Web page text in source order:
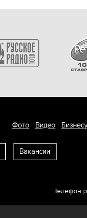
Фото Видео
Вакансии
Телефон